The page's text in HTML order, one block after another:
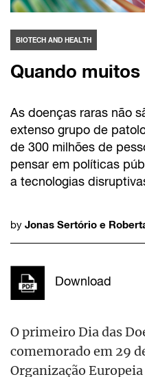
BIOTECH AND HEALTH
Quando
As doenças raras não
extenso grupo de
de 300 milhões de
pensar em políticas
a tecnologias
by Jonas Sertório e
Download
O primeiro Dia das
comemorado em 29
Organização